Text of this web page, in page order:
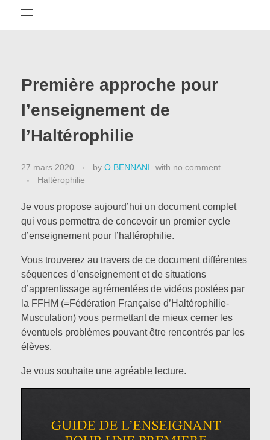
Tests d’applis
Outils pédagogiques
APPRENTISSAGE ET EPS
Des exemples écrits
Des cycles d’enseignements
Volley-ball
Boxe Française
Kick Boxing
Cross training
Enfile Tes Baskets
LES TEXTES OFFICIELS
ACTUS EPS
Première approche pour
l’enseignement de
l’Haltérophilie
27 mars 2020 by O.BENNANI with no comment
Haltérophilie
Je vous propose aujourd’hui un document complet
qui vous permettra de concevoir un premier cycle
d’enseignement pour l’haltérophilie.
Vous trouverez au travers de ce document différentes
séquences d’enseignement et de situations
d’apprentissage agrémentées de vidéos postées par
la FFHM (=Fédération Française d’Haltérophilie-
Musculation) vous permettant de mieux cerner les
éventuels problèmes pouvant être rencontrés par les
élèves.
Je vous souhaite une agréable lecture.